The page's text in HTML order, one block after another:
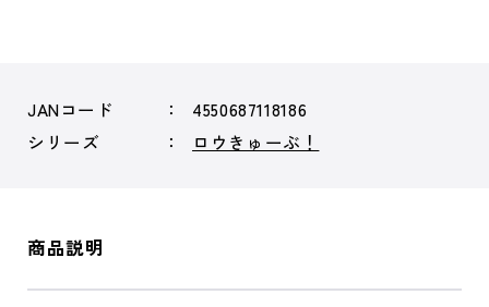
JANコード
4550687118186
シリーズ
ロウきゅーぶ！
商品説明